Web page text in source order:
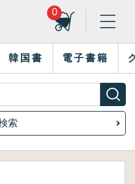
0
韓国書 電子書籍
索